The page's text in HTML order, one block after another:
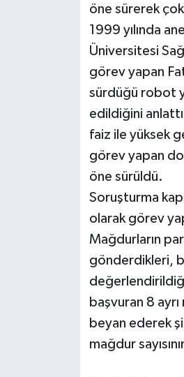
öne sürerek
1999 yılında
Üniversitesi
görev yapan
sürdüğü robot
edildiğini
faiz ile yüksek
görev yapan
öne sürüldü.
Soruşturma
olarak görev
Mağdurların
gönderdikleri,
başvuran 8 ayrı
beyan ederek
mağdur